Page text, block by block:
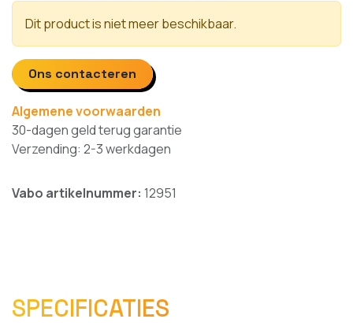
Dit product is niet meer beschikbaar.
Ons contacteren
Algemene voorwaarden
30-dagen geld terug garantie
Verzending: 2-3 werkdagen
Vabo artikelnummer: 12951
SPECIFICATIES